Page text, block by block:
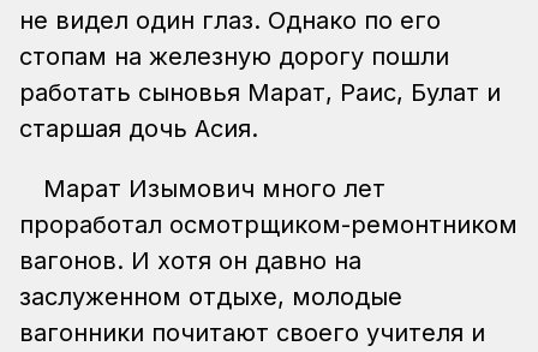
не видел один глаз. Однако по его
стопам на железную дорогу пошли
работать сыновья Марат, Раис, Булат и
старшая дочь Асия.
Марат Изымович много лет
проработал осмотрщиком-ремонтником
вагонов. И хотя он давно на
заслуженном отдыхе, молодые
вагонники почитают своего учителя и